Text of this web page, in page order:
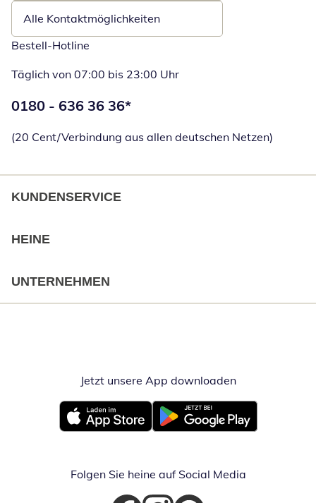
Alle Kontaktmöglichkeiten
Bestell-Hotline
Täglich von 07:00 bis 23:00 Uhr
Telefonnummer:
0180 - 636 36 36*
(20 Cent/Verbindung aus allen deutschen Netzen)
KUNDENSERVICE
HEINE
UNTERNEHMEN
Jetzt unsere App downloadenÖffnet in
Öffnet in neuem FensterÖffnet in neuem Fenster
Folgen Sie heine auf Social Media